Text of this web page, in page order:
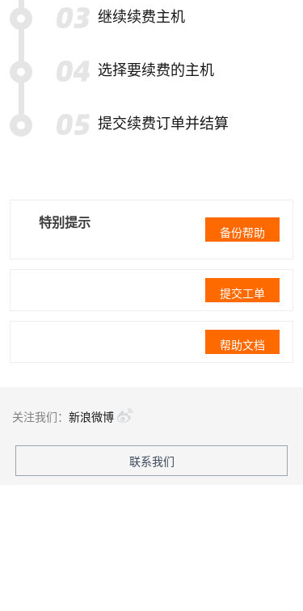
继续续费主机
选择要续费的主机
提交续费订单并结算
特别提示
备份帮助
提交工单
帮助文档